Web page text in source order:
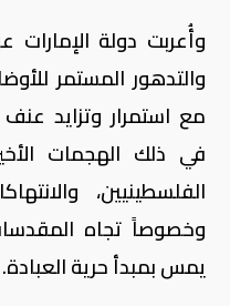
وأُعربت دولة الإمارات
والتدهور المستمر
مع استمرار وتزايد عنف
في ذلك الهجمات
الفلسطينيين،
وخصوصاً تجاه
يمس بمبدأ حرية العبادة.